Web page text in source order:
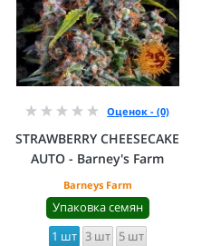
Оценок - (0)
STRAWBERRY CHEESECAKE
AUTO - Barney's Farm
Barneys Farm
Упаковка семян
1 шт 3 шт 5 шт